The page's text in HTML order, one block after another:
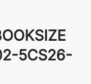
5CS26-